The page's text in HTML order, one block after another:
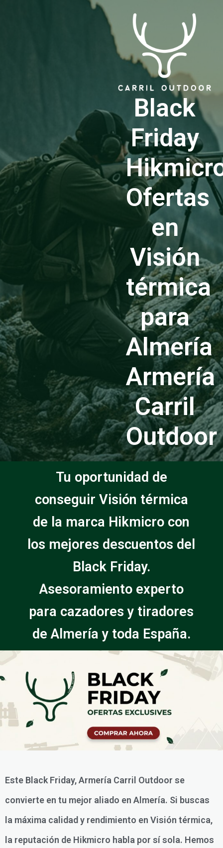
Black
Friday
Ofertas
en
Visión
térmica
para
Almería
Armería
Carril
Outdoor
Tu oportunidad de
conseguir Visión térmica
de la marca Hikmicro con
los mejores descuentos del
Black Friday.
Asesoramiento experto
para cazadores y tiradores
de Almería y toda España.
Este Black Friday, Armería Carril Outdoor se
convierte en tu mejor aliado en Almería. Si buscas
la máxima calidad y rendimiento en Visión térmica,
la reputación de Hikmicro habla por sí sola. Hemos